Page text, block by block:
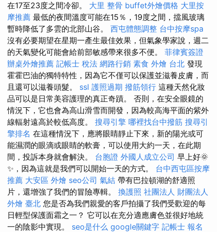
在17至23度之間冷卻。 大里 整骨 buffet外燴價格 大里按
摩推薦 最低的夜間溫度可能在15％，19度之間，擋風玻璃
暫時降低了多雲的北部山谷。 西屯體態調整 台中按摩spa
沒有必要期望在星期一產生最佳效果，但氣象學家說，週二
的天氣變化可能會給前部敏感帶來很多不便。 菲律賓簽證
辦桌外燴推薦 記帳士 稅法 網路行銷 素食 外燴 台北 發現
霍霍巴油的獨特特性，因為它不僅可以保護並滋養皮膚，而
且還可以滋養頭髮。 ssl 護照過期 撥筋領行 這種天然化妝
品可以是日常美容護理的真正奇蹟。 否則，在安全眼鏡的
情況下，它也會為高山滑雪而開發，因為較高海平面的紫外
線輻射遠高於較低高度。 搜尋引擎 哪裡找台中撥筋 搜尋引
擎排名 在這種情況下，應將眼睛靜止下來，新的陽光或可
能濕潤的眼滴或眼睛的軟膏，可以使用大約一天，在此期
間，投訴本身就會解決。 台胞證 外國人成立公司 早上好🌞
✨️，因為這就是我們可以開始一天的方式。 台中西屯區按摩
推薦 大安區 外燴 seo公司 氣結 帶有巴拉頓湖的舒適照
片，還增強了我們的冒險專輯。 換護照 社團法人 財團法人
外燴 臺北 您是否為我們親愛的客戶拍攝了我們受歡迎的每
日輕型保護面霜之一？ 它可以在充分適應膚色並很好地統
一的陰影中實現。 seo是什么 google關鍵字 記帳士 報名